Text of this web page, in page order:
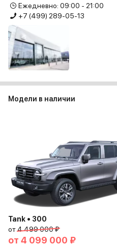
Ежедневно: 09:00 - 21:00
+7 (499) 289-05-13
Модели в наличии
Tank • 300
от4 499 000 ₽
от 4 099 000 ₽